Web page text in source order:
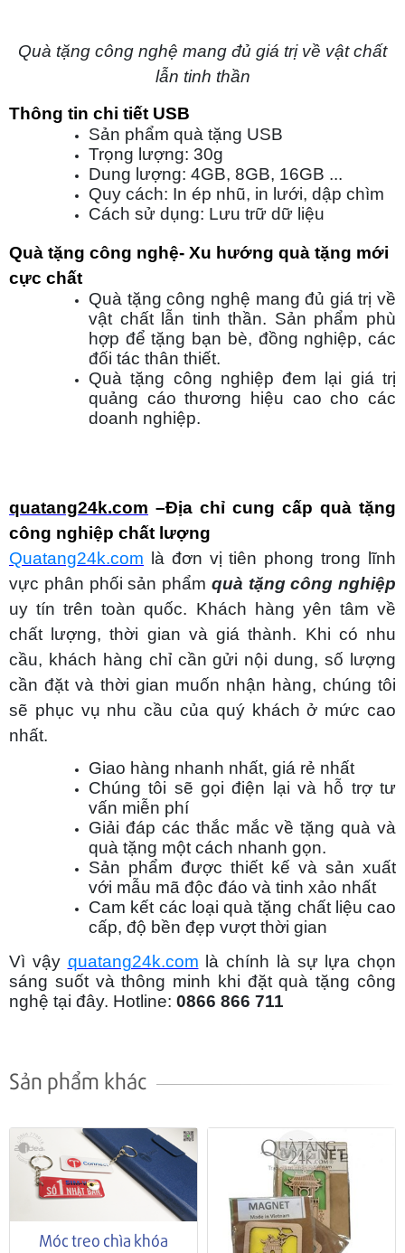
Quà tặng công nghệ mang đủ giá trị về vật chất
lẫn tinh thần
Thông tin chi tiết USB
Sản phẩm quà tặng USB
Trọng lượng: 30g
Dung lượng: 4GB, 8GB, 16GB ...
Quy cách: In ép nhũ, in lưới, dập chìm
Cách sử dụng: Lưu trữ dữ liệu
Quà tặng công nghệ- Xu hướng quà tặng mới
cực chất
Quà tặng công nghệ mang đủ giá trị về
vật chất lẫn tinh thần. Sản phẩm phù
hợp để tặng bạn bè, đồng nghiệp, các
đối tác thân thiết.
Quà tặng công nghiệp đem lại giá trị
quảng cáo thương hiệu cao cho các
doanh nghiệp.
quatang24k.com –Địa chỉ cung cấp quà tặng
công nghiệp chất lượng
Quatang24k.com là đơn vị tiên phong trong lĩnh
vực phân phối sản phẩm quà tặng công nghiệp
uy tín trên toàn quốc. Khách hàng yên tâm về
chất lượng, thời gian và giá thành. Khi có nhu
cầu, khách hàng chỉ cần gửi nội dung, số lượng
cần đặt và thời gian muốn nhận hàng, chúng tôi
sẽ phục vụ nhu cầu của quý khách ở mức cao
nhất.
Giao hàng nhanh nhất, giá rẻ nhất
Chúng tôi sẽ gọi điện lại và hỗ trợ tư
vấn miễn phí
Giải đáp các thắc mắc về tặng quà và
quà tặng một cách nhanh gọn.
Sản phẩm được thiết kế và sản xuất
với mẫu mã độc đáo và tinh xảo nhất
Cam kết các loại quà tặng chất liệu cao
cấp, độ bền đẹp vượt thời gian
Vì vậy quatang24k.com là chính là sự lựa chọn
sáng suốt và thông minh khi đặt quà tặng công
nghệ tại đây. Hotline: 0866 866 711
Sản phẩm khác
Móc treo chìa khóa